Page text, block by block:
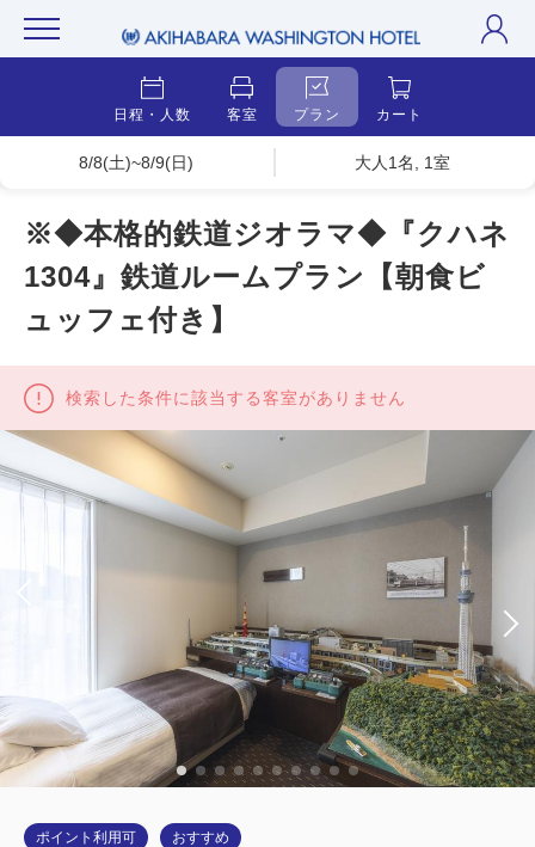
日程・人数 客室 プラン カート
8/8(土)~8/9(日) 大人1名, 1室
※◆本格的鉄道ジオラマ◆『クハネ
1304』鉄道ルームプラン【朝食ビ
ュッフェ付き】
検索した条件に該当する客室がありません
ポイント利用可 おすすめ